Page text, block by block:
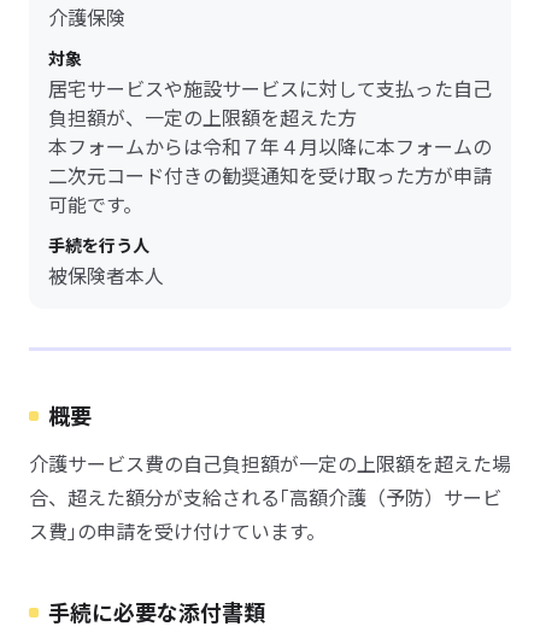
介護保険
対象
居宅サービスや施設サービスに対して支払った自己
負担額が、一定の上限額を超えた方
本フォームからは令和７年４月以降に本フォームの
二次元コード付きの勧奨通知を受け取った方が申請
可能です。
手続を行う人
被保険者本人
概要
介護サービス費の自己負担額が一定の上限額を超えた場
合、超えた額分が支給される｢高額介護（予防）サービ
ス費｣の申請を受け付けています。
手続に必要な添付書類